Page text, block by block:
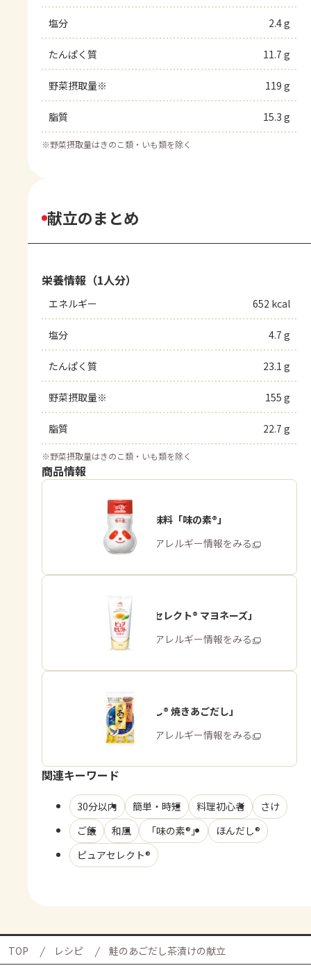
塩分 2.4 g
たんぱく質 11.7 g
野菜摂取量※ 119 g
脂質 15.3 g
※野菜摂取量はきのこ類・いも類を除く
献立のまとめ
栄養情報（1人分）
エネルギー 652 kcal
塩分 4.7 g
たんぱく質 23.1 g
野菜摂取量※ 155 g
脂質 22.7 g
※野菜摂取量はきのこ類・いも類を除く
商品情報
うま味調味料「味の素®」
商品・アレルギー情報をみる
「ピュアセレクト® マヨネーズ」
商品・アレルギー情報をみる
「ほんだし® 焼きあごだし」
商品・アレルギー情報をみる
関連キーワード
30分以内 簡単・時短 料理初心者
さけ
ご飯
和風 「味の素®」
ほんだし®
ピュアセレクト®
TOP レシピ 鮭のあごだし茶漬けの献立